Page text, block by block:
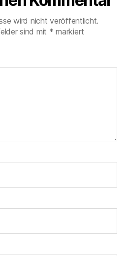
wird nicht veröffentlicht.
sind mit * markiert